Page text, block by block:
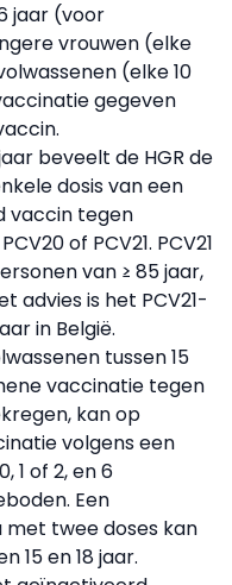
jaar (voor
vrouwen (elke
(elke 10
gegeven
beveelt de HGR de
dosis van een
vaccin tegen
of PCV21. PCV21
van ≥ 85 jaar,
advies is het PCV21-
in België.
tussen 15
vaccinatie tegen
kan op
volgens een
1 of 2, en 6
Een
twee doses kan
15 en 18 jaar.